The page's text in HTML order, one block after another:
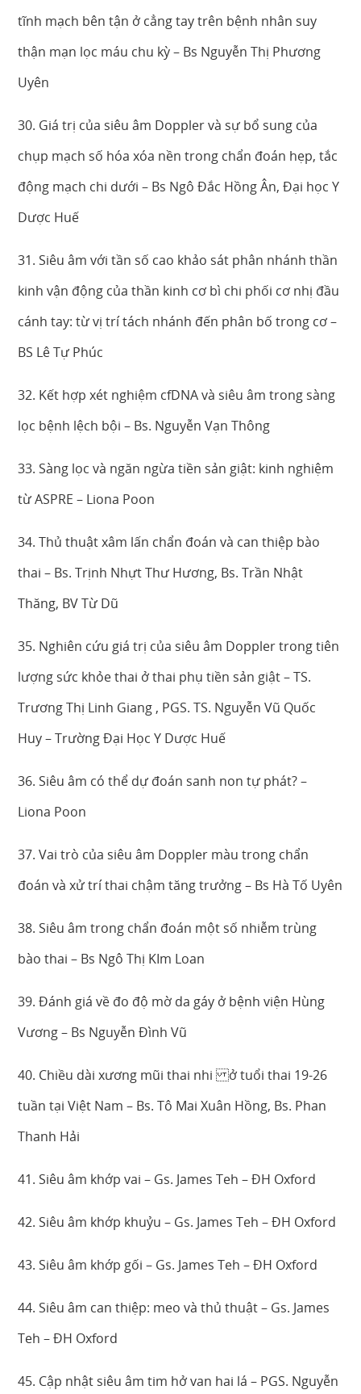
tĩnh mạch bên tận ở cẳng tay trên bệnh nhân suy
thận mạn lọc máu chu kỳ – Bs Nguyễn Thị Phương
Uyên
30. Giá trị của siêu âm Doppler và sự bổ sung của
chụp mạch số hóa xóa nền trong chẩn đoán hẹp, tắc
động mạch chi dưới – Bs Ngô Đắc Hồng Ân, Đại học Y
Dược Huế
31. Siêu âm với tần số cao khảo sát phân nhánh thần
kinh vận động của thần kinh cơ bì chi phối cơ nhị đầu
cánh tay: từ vị trí tách nhánh đến phân bố trong cơ –
BS Lê Tự Phúc
32. Kết hợp xét nghiệm cfDNA và siêu âm trong sàng
lọc bệnh lệch bội – Bs. Nguyễn Vạn Thông
33. Sàng lọc và ngăn ngừa tiền sản giật: kinh nghiệm
từ ASPRE – Liona Poon
34. Thủ thuật xâm lấn chẩn đoán và can thiệp bào
thai – Bs. Trịnh Nhựt Thư Hương, Bs. Trần Nhật
Thăng, BV Từ Dũ
35. Nghiên cứu giá trị của siêu âm Doppler trong tiên
lượng sức khỏe thai ở thai phụ tiền sản giật – TS.
Trương Thị Linh Giang , PGS. TS. Nguyễn Vũ Quốc
Huy – Trường Đại Học Y Dược Huế
36. Siêu âm có thể dự đoán sanh non tự phát? –
Liona Poon
37. Vai trò của siêu âm Doppler màu trong chẩn
đoán và xử trí thai chậm tăng trưởng – Bs Hà Tố Uyên
38. Siêu âm trong chẩn đoán một số nhiễm trùng
bào thai – Bs Ngô Thị KIm Loan
39. Đánh giá về đo độ mờ da gáy ở bệnh viện Hùng
Vương – Bs Nguyễn Đình Vũ
40. Chiều dài xương mũi thai nhi ở tuổi thai 19-26
tuần tại Việt Nam – Bs. Tô Mai Xuân Hồng, Bs. Phan
Thanh Hải
41. Siêu âm khớp vai – Gs. James Teh – ĐH Oxford
42. Siêu âm khớp khuỷu – Gs. James Teh – ĐH Oxford
43. Siêu âm khớp gối – Gs. James Teh – ĐH Oxford
44. Siêu âm can thiệp: meo và thủ thuật – Gs. James
Teh – ĐH Oxford
45. Cập nhật siêu âm tim hở van hai lá – PGS. Nguyễn